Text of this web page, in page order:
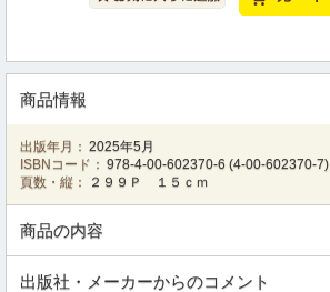
商品情報
出版年月： 2025年5月
ISBNコード： 978-4-00-602370-6 (4-00-602370-7)
頁数・縦：
２９９Ｐ １５ｃｍ
商品の内容
出版社・メーカーからのコメント